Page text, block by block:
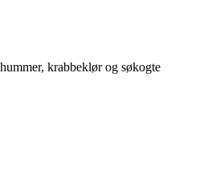
krabbeklør og søkogte